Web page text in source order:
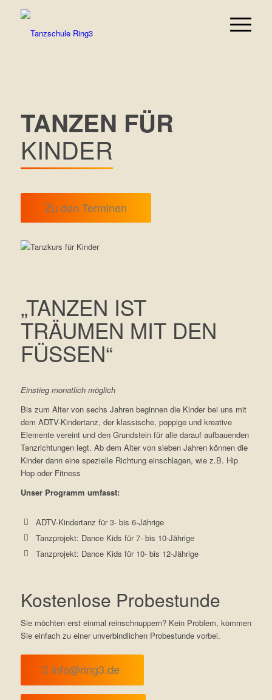
TANZEN FÜR
KINDER
Zu den Terminen
„TANZEN IST
TRÄUMEN MIT DEN
FÜSSEN “
Einstieg monatlich möglich
Bis zum Alter von sechs Jahren beginnen die Kinder bei uns mit
dem ADTV-Kindertanz, der klassische, poppige und kreative
Elemente vereint und den Grundstein für alle darauf aufbauenden
Tanzrichtungen legt. Ab dem Alter von sieben Jahren können die
Kinder dann eine spezielle Richtung einschlagen, wie z.B. Hip
Hop oder Fitness
Unser Programm umfasst:
ADTV-Kindertanz für 3- bis 6-Jährige
Tanzprojekt: Dance Kids für 7- bis 10-Jährige
Tanzprojekt: Dance Kids für 10- bis 12-Jährige
Kostenlose Probestunde
Sie möchten erst einmal reinschnuppern? Kein Problem, kommen
Sie einfach zu einer unverbindlichen Probestunde vorbei.
info@ring3.de